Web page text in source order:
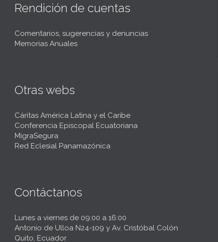
Rendición de cuentas
Comentarios, sugerencias y denuncias
Memorias Anuales
Otras webs
Cáritas América Latina y el Caribe
Conferencia Episcopal Ecuatoriana
MigraSegura
Red Eclesial Panamazónica
Contáctanos
Lunes a viernes de 09:00 a 16:00
Antonio de Ulloa N24-109 y Av. Cristóbal Colón
Quito, Ecuador